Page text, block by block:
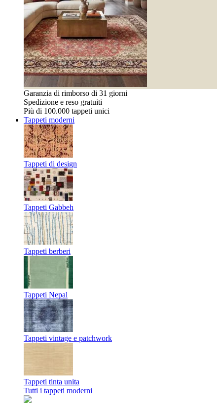
Garanzia di rimborso di 31 giorni
Spedizione e reso gratuiti
Più di 100.000 tappeti unici
Tappeti moderni
Tappeti di design
Tappeti Gabbeh
Tappeti berberi
Tappeti Nepal
Tappeti vintage e patchwork
Tappeti tinta unita
Tutti i tappeti moderni